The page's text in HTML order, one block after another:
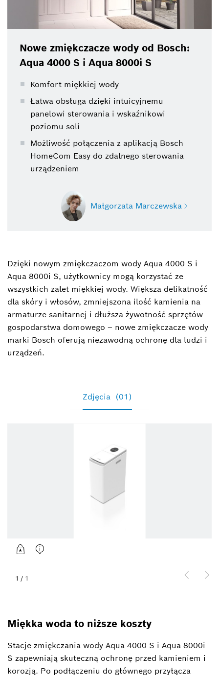
Nowe zmiękczacze wody od Bosch:
Aqua 4000 S i Aqua 8000i S
Komfort miękkiej wody
Łatwa obsługa dzięki intuicyjnemu
panelowi sterowania i wskaźnikowi
poziomu soli
Możliwość połączenia z aplikacją Bosch
HomeCom Easy do zdalnego sterowania
urządzeniem
Małgorzata Marczewska
Małgorzata Marczewska
Project Manager
+48 22 715 46 04
malgorzata.marczewska@pl.bosch.com
Dzięki nowym zmiękczaczom wody Aqua 4000 S i
Aqua 8000i S, użytkownicy mogą korzystać ze
wszystkich zalet miękkiej wody. Większa delikatność
dla skóry i włosów, zmniejszona ilość kamienia na
armaturze sanitarnej i dłuższa żywotność sprzętów
gospodarstwa domowego – nowe zmiękczacze wody
marki Bosch oferują niezawodną ochronę dla ludzi i
urządzeń.
Zdjęcia (01)
1 / 1
Miękka woda to niższe koszty
Stacje zmiękczania wody Aqua 4000 S i Aqua 8000i
S zapewniają skuteczną ochronę przed kamieniem i
korozją. Po podłączeniu do głównego przyłącza